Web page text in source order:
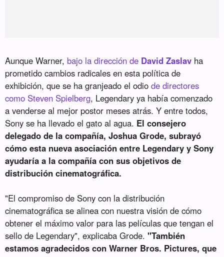
Aunque Warner, bajo la dirección de David Zaslav ha
prometido cambios radicales en esta política de
exhibición, que se ha granjeado el odiode directores
como Steven Spielberg, Legendary ya había comenzado
a venderse al mejor postor meses atrás. Y entre todos,
Sony se ha llevado el gato al agua. El consejero
delegado de la compañía, Joshua Grode, subrayó
cómo esta nueva asociación entre Legendary y Sony
ayudaría a la compañía con sus objetivos de
distribución cinematográfica.
"El compromiso de Sony con la distribución
cinematográfica se alinea con nuestra visión de cómo
obtener el máximo valor para las películas que tengan el
sello de Legendary", explicaba Grode."También
estamos agradecidos con Warner Bros. Pictures, que